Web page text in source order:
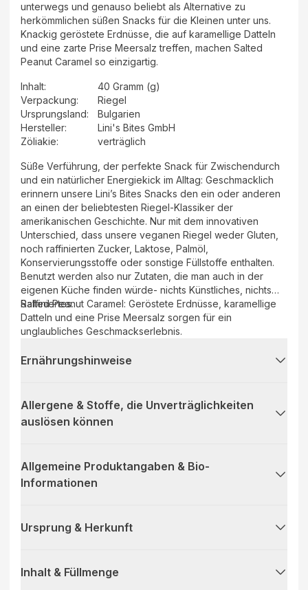
unterwegs und genauso beliebt als Alternative zu
herkömmlichen süßen Snacks für die Kleinen unter uns.
Knackig geröstete Erdnüsse, die auf karamellige Datteln
und eine zarte Prise Meersalz treffen, machen Salted
Peanut Caramel so einzigartig.
Inhalt:
40 Gramm (g)
Verpackung:
Riegel
Ursprungsland:
Bulgarien
Hersteller:
Lini's Bites GmbH
Zöliakie:
verträglich
Süße Verführung, der perfekte Snack für Zwischendurch
und ein natürlicher Energiekick im Alltag: Geschmacklich
erinnern unsere Lini’s Bites Snacks den ein oder anderen
an einen der beliebtesten Riegel-Klassiker der
amerikanischen Geschichte. Nur mit dem innovativen
Unterschied, dass unsere veganen Riegel weder Gluten,
noch raffinierten Zucker, Laktose, Palmöl,
Konservierungsstoffe oder sonstige Füllstoffe enthalten.
Benutzt werden also nur Zutaten, die man auch in der
eigenen Küche finden würde- nichts Künstliches, nichts
Raffiniertes.
Salted Peanut Caramel: Geröstete Erdnüsse, karamellige
Datteln und eine Prise Meersalz sorgen für ein
unglaubliches Geschmackserlebnis.
Ernährungshinweise
Allergene & Stoffe, die Unverträglichkeiten
auslösen können
Allgemeine Produktangaben & Bio-
Informationen
Ursprung & Herkunft
Inhalt & Füllmenge